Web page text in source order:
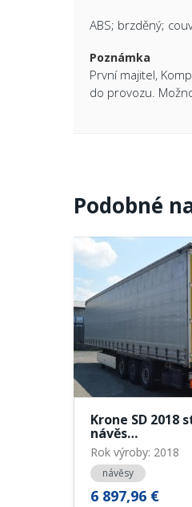
ABS; brzděný;
Poznámka
První majitel,
do provozu.
Podobné
Krone SD 2018
návěs…
Rok výroby: 2018
návěsy
6 897,96 €